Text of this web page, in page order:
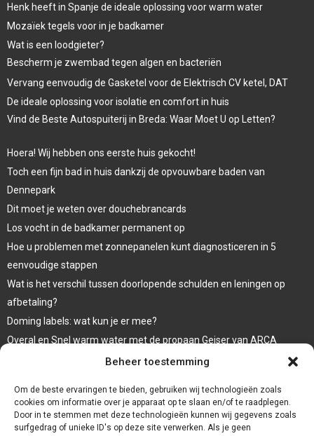
Beheer toestemming
Om de beste ervaringen te bieden, gebruiken wij technologieën zoals
cookies om informatie over je apparaat op te slaan en/of te raadplegen.
Door in te stemmen met deze technologieën kunnen wij gegevens zoals
surfgedrag of unieke ID's op deze site verwerken. Als je geen
Henk heeft in Spanje de ideale oplossing voor warm water
Mozaïek tegels voor in je badkamer
Wat is een loodgieter?
Bescherm je zwembad tegen algen en bacteriën
Vervang eenvoudig de Gasketel voor de Elektrisch CV ketel, DAT
De ideale oplossing voor isolatie en comfort in huis
Vind de Beste Autospuiterij in Breda: Waar Moet U op Letten?
Hoera! Wij hebben ons eerste huis gekocht!
Toch een fijn bad in huis dankzij de opvouwbare baden van
Dennepark
Dit moet je weten over douchebrancards
Los vocht in de badkamer permanent op
Hoe u problemen met zonnepanelen kunt diagnosticeren in 5
eenvoudige stappen
Wat is het verschil tussen doorlopende schulden en leningen op
afbetaling?
Doming labels: wat kun je er mee?
Overal en Snel warm water met de propaan Geiser van ARCA
waar koop ik een wc bril